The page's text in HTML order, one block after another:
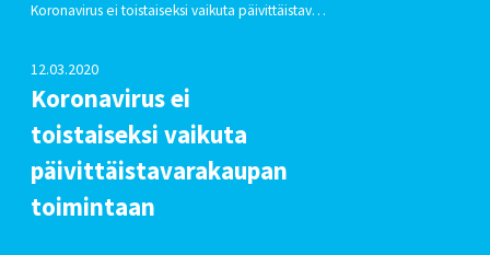
Koronavirus ei toistaiseksi vaikuta päivittäistavarakaupan toimintaan
12.03.2020
Koronavirus ei
toistaiseksi vaikuta
päivittäistavarakaupan
toimintaan